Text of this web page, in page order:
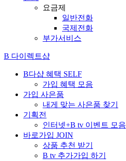
요금제
일반전화
국제전화
부가서비스
B 다이렉트샵
B다샵 혜택 SELF
가입 혜택 모음
가입 사은품
내게 맞는 사은품 찾기
기획전
인터넷+B tv 이벤트 모음
바로가입 JOIN
상품 추천 받기
B tv 추가가입 하기